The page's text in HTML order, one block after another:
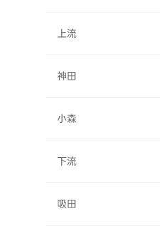
上流
神田
小森
下流
吸田